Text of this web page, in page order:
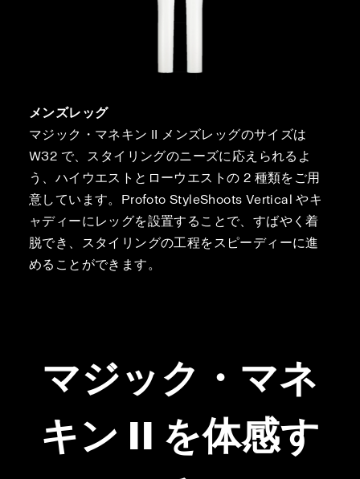
メンズレッグ
マジック・マネキン II メンズレッグのサイズは
W32 で、スタイリングのニーズに応えられるよ
う、ハイウエストとローウエストの 2 種類をご用
意しています。Profoto StyleShoots Vertical やキ
ャディーにレッグを設置することで、すばやく着
脱でき、スタイリングの工程をスピーディーに進
めることができます。
マジック・マネ
キン II を体感す